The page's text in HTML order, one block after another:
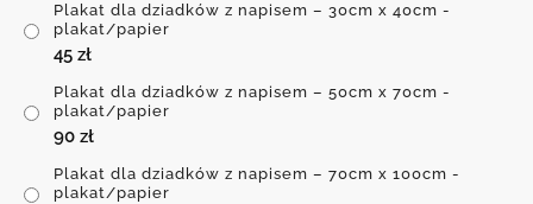
Plakat dla dziadków z napisem – 30cm x 40cm -
plakat/papier
45 zł
Plakat dla dziadków z napisem – 50cm x 70cm -
plakat/papier
90 zł
Plakat dla dziadków z napisem – 70cm x 100cm -
plakat/papier